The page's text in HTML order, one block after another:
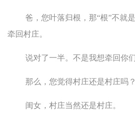
爸，您叶落归根，那“根”不就
牵回村庄。
说对了一半。不是我想牵回你
那么，您觉得村庄还是村庄吗？
闺女，村庄当然还是村庄。